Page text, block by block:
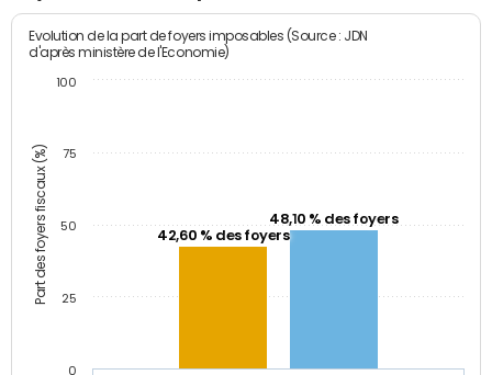
Part des foyers fiscaux (%)
Evolution de la part de foyers imposables (Source : JDN
d'après ministère de l'Economie)
42,60 % des foyers
48,10 % des foyers
0
25
50
75
100